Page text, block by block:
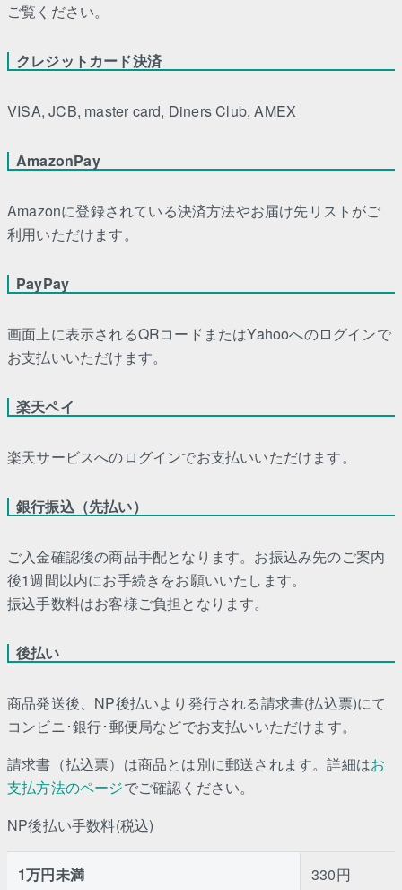
ご覧ください。
クレジットカード決済
VISA, JCB, master card, Diners Club, AMEX
AmazonPay
Amazonに登録されている決済方法やお届け先リストがご
利用いただけます。
PayPay
画面上に表示されるQRコードまたはYahooへのログインで
お支払いいただけます。
楽天ペイ
楽天サービスへのログインでお支払いいただけます。
銀行振込（先払い）
ご入金確認後の商品手配となります。お振込み先のご案内
後1週間以内にお手続きをお願いいたします。
振込手数料はお客様ご負担となります。
後払い
商品発送後、NP後払いより発行される請求書(払込票)にて
コンビニ･銀行･郵便局などでお支払いいただけます。
請求書（払込票）は商品とは別に郵送されます。詳細はお
支払方法のページでご確認ください。
NP後払い手数料(税込)
1万円未満 330円